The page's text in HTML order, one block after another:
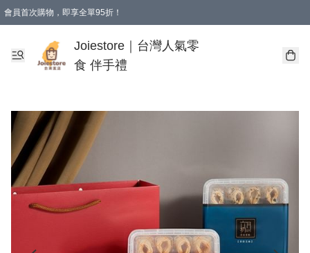
會員首次購物，即享全單95折！
購物滿 HKD 350.00即享免運費優惠！（適用於 本地送貨、本地取貨 )
Joiestore｜台灣人氣零
食 伴手禮